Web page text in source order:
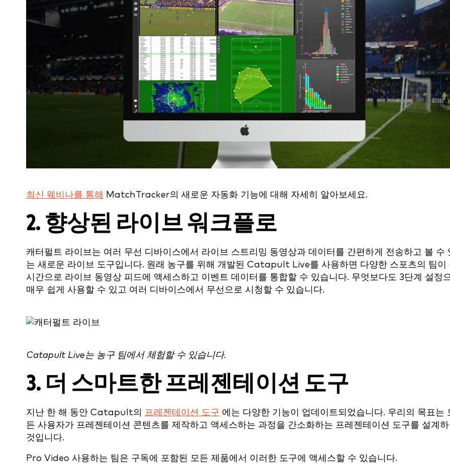
최신 웨비나를 통해 MatchTracker의 새로운 자동화 기능에 대해 자세히 알아보세요.
2. 향상된 라이브 워크플로
캐터펄트 라이브는 여러 무선 디바이스에서 라이브 스트리밍 동영상과 데이터를 간편하게 전송하고 볼 수
는 새로운 라이브 도구입니다. 원래 농구를 위해 개발된 Catapult Live를 사용하면 다양한 스포츠의 팀이
시간으로 라이브 동영상 피드에 액세스하고 이벤트 데이터를 통합할 수 있습니다. 무엇보다도 3단계 설정
매우 쉽게 사용할 수 있고 여러 디바이스에서 무선으로 시청할 수 있습니다.
Catapult Live는 농구 팀에서 체험할 수 있습니다.
3. 더 스마트한 프레젠테이션 도구
지난 한 해 동안 Catapult의 프레젠테이션 도구 에는 다양한 기능이 업데이트되었습니다. 우리의 목표는
든 사용자가 프레젠테이션 콘텐츠를 제작하고 액세스하는 과정을 간소화하는 프레젠테이션 도구를 설계
것입니다.
Pro Video 사용하는 팀은 구독에 포함된 모든 제품에서 이러한 도구에 액세스할 수 있습니다.